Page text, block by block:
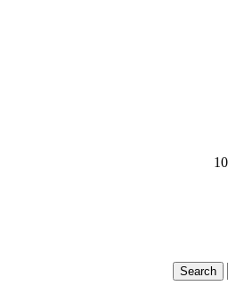
Search